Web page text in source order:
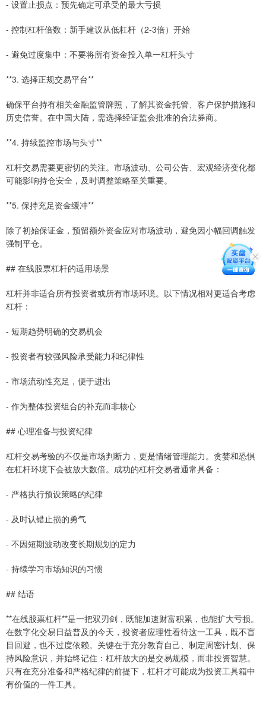
- 设置止损点：预先确定可承受的最大亏损
- 控制杠杆倍数：新手建议从低杠杆（2-3倍）开始
- 避免过度集中：不要将所有资金投入单一杠杆头寸
**3. 选择正规交易平台**
确保平台持有相关金融监管牌照，了解其资金托管、客户保护措施和
历史信誉。在中国大陆，需选择经证监会批准的合法券商。
**4. 持续监控市场与头寸**
杠杆交易需要更密切的关注。市场波动、公司公告、宏观经济变化都
可能影响持仓安全，及时调整策略至关重要。
**5. 保持充足资金缓冲**
除了初始保证金，预留额外资金应对市场波动，避免因小幅回调触发
强制平仓。
## 在线股票杠杆的适用场景
杠杆并非适合所有投资者或所有市场环境。以下情况相对更适合考虑
杠杆：
- 短期趋势明确的交易机会
- 投资者有较强风险承受能力和纪律性
- 市场流动性充足，便于进出
- 作为整体投资组合的补充而非核心
## 心理准备与投资纪律
杠杆交易考验的不仅是市场判断力，更是情绪管理能力。贪婪和恐惧
在杠杆环境下会被放大数倍。成功的杠杆交易者通常具备：
- 严格执行预设策略的纪律
- 及时认错止损的勇气
- 不因短期波动改变长期规划的定力
- 持续学习市场知识的习惯
## 结语
**在线股票杠杆**是一把双刃剑，既能加速财富积累，也能扩大亏损。
在数字化交易日益普及的今天，投资者应理性看待这一工具，既不盲
目回避，也不过度依赖。关键在于充分教育自己、制定周密计划、保
持风险意识，并始终记住：杠杆放大的是交易规模，而非投资智慧。
只有在充分准备和严格纪律的前提下，杠杆才可能成为投资工具箱中
有价值的一件工具。